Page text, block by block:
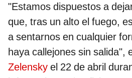
"Estamos dispuestos a
que, tras un alto el fuego,
a sentarnos en cualquier
haya callejones sin salida",
Zelensky el 22 de abril